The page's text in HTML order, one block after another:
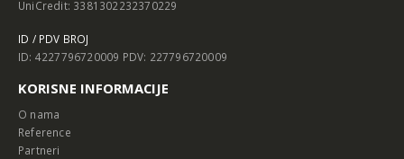
UniCredit: 3381302232370229
ID / PDV BROJ
ID: 4227796720009 PDV: 227796720009
KORISNE INFORMACIJE
O nama
Reference
Partneri